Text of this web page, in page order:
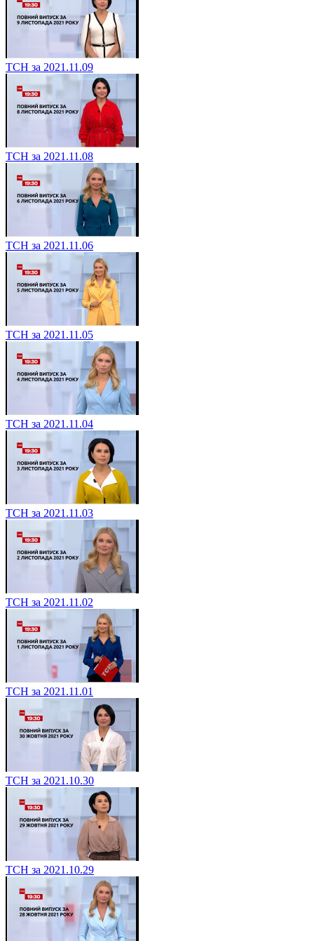
ТСН за 2021.11.09
ТСН за 2021.11.08
ТСН за 2021.11.06
ТСН за 2021.11.05
ТСН за 2021.11.04
ТСН за 2021.11.03
ТСН за 2021.11.02
ТСН за 2021.11.01
ТСН за 2021.10.30
ТСН за 2021.10.29